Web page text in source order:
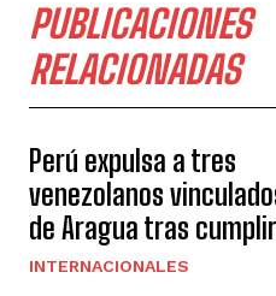
PUBLICACIONES
RELACIONADAS
Perú expulsa a tres
venezolanos
de Aragua tras
INTERNACIONALES